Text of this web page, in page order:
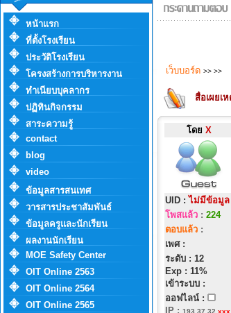
หน้าแรก
ที่ตั้งโรงเรียน
ประวัติโรงเรียน
โครงสร้างการบริหารงาน
ทำเนียบบุคลากร
ปฏิทินกิจกรรม
สาระความรู้
contact
blog
video
ข้อมูลสารสนเทศ
วารสารประชาสัมพันธ์
ข้อมูลครูและนักเรียน
ผลงานนักเรียน
MOE Safety Center
OIT Online 2563
OIT Online 2564
OIT Online 2565
เว็บบอร์ด >> >>
สื่อเผยเ
โดย X
UID :ไม่มีข้อมูล
โพสแล้ว : 224
ตอบแล้ว :
เพศ :
ระดับ : 12
Exp : 11%
เข้าระบบ :
ออฟไลน์ :
IP : 193.37.32. xxx